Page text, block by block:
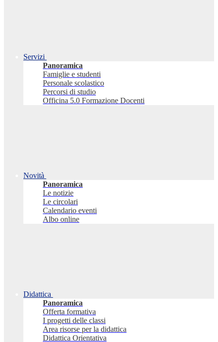
Servizi
Panoramica
Famiglie e studenti
Personale scolastico
Percorsi di studio
Officina 5.0 Formazione Docenti
Novità
Panoramica
Le notizie
Le circolari
Calendario eventi
Albo online
Didattica
Panoramica
Offerta formativa
I progetti delle classi
Area risorse per la didattica
Didattica Orientativa